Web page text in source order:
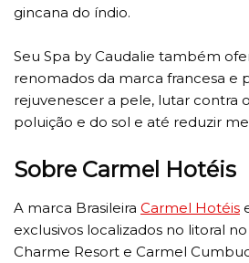
gincana do índio.
Seu Spa by Caudalie também
renomados da marca francesa e
rejuvenescer a pele, lutar contra
poluição e do sol e até reduzir
Sobre Carmel Hotéis
A marca Brasileira Carmel Hotéis
exclusivos localizados no litoral
Charme Resort e Carmel